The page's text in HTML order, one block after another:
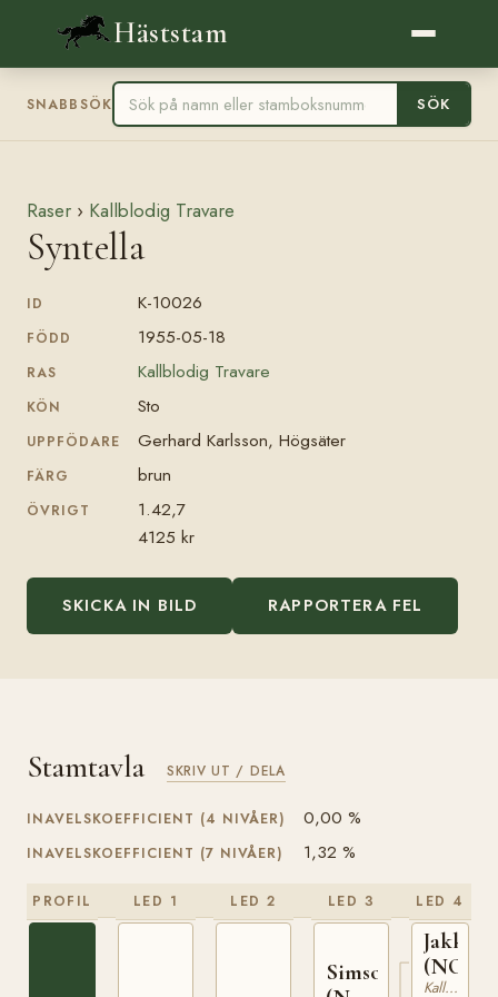
Häststam
SNABBSÖK SÖK
Raser › Kallblodig Travare
Syntella
ID K-10026
FÖDD 1955-05-18
RAS Kallblodig Travare
KÖN Sto
UPPFÖDARE Gerhard Karlsson, Högsäter
FÄRG brun
ÖVRIGT
1.42,7
4125 kr
SKICKA IN BILD RAPPORTERA FEL
Stamtavla SKRIV UT / DELA
INAVELSKOEFFICIENT (4 NIVÅER) 0,00 %
INAVELSKOEFFICIENT (7 NIVÅER) 1,32 %
PROFIL LED 1 LED 2 LED 3
Simson
LED 4
Jakken
(NO)
Kallblodig Travare